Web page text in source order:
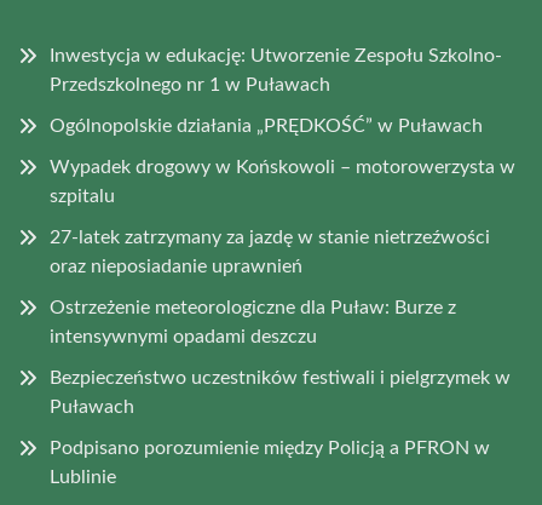
Inwestycja w edukację: Utworzenie Zespołu Szkolno-
Przedszkolnego nr 1 w Puławach
Ogólnopolskie działania „PRĘDKOŚĆ” w Puławach
Wypadek drogowy w Końskowoli – motorowerzysta w
szpitalu
27-latek zatrzymany za jazdę w stanie nietrzeźwości
oraz nieposiadanie uprawnień
Ostrzeżenie meteorologiczne dla Puław: Burze z
intensywnymi opadami deszczu
Bezpieczeństwo uczestników festiwali i pielgrzymek w
Puławach
Podpisano porozumienie między Policją a PFRON w
Lublinie